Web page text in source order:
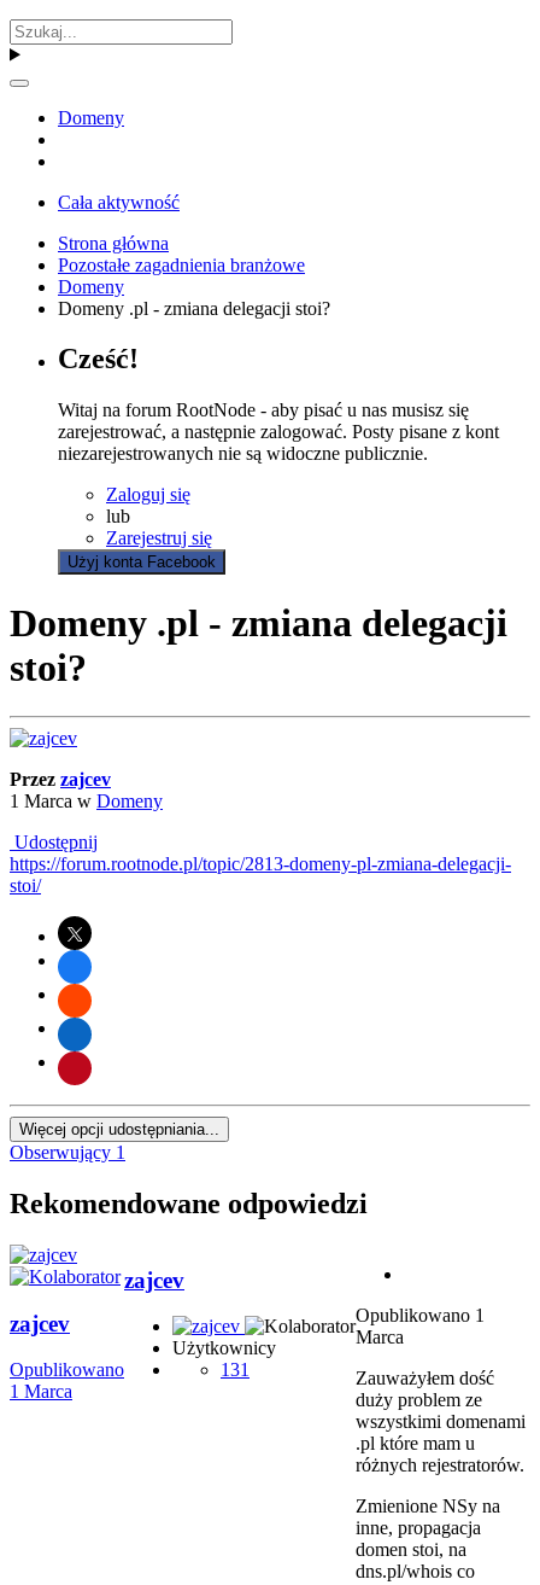
Domeny
Cała aktywność
Strona główna
Pozostałe zagadnienia branżowe
Domeny
Domeny .pl - zmiana delegacji stoi?
Cześć!
Witaj na forum RootNode - aby pisać u nas musisz się
zarejestrować, a następnie zalogować. Posty pisane z kont
niezarejestrowanych nie są widoczne publicznie.
Zaloguj się
lub
Zarejestruj się
Użyj konta Facebook
Domeny .pl - zmiana delegacji
stoi?
Przez zajcev
1 Marca w Domeny
Udostępnij
https://forum.rootnode.pl/topic/2813-domeny-pl-zmiana-delegacji-
stoi/
Więcej opcji udostępniania...
Obserwujący 1
Rekomendowane odpowiedzi
zajcev
Opublikowano
1 Marca
zajcev
Użytkownicy
131
Opublikowano 1
Marca
Zauważyłem dość
duży problem ze
wszystkimi domenami
.pl które mam u
różnych rejestratorów.
Zmienione NSy na
inne, propagacja
domen stoi, na
dns.pl/whois co